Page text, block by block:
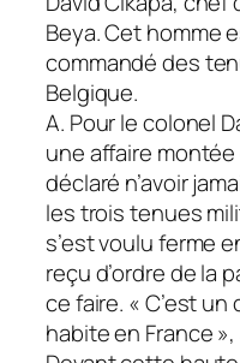
Beya. Cet homme
commandé des
Belgique.
A. Pour le colonel
une affaire
déclaré n’avoir
les trois tenues
s’est voulu ferme
reçu d’ordre de la
ce faire. « C’est un
habite en France